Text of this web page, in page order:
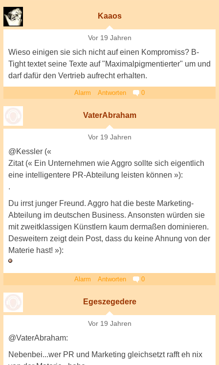
Kaaos
Vor 19 Jahren
Wieso einigen sie sich nicht auf einen Kompromiss? B-
Tight textet seine Texte auf "Maximalpigmentierter" um und
darf dafür den Vertrieb aufrecht erhalten.
Alarm Antworten 0
VaterAbraham
Vor 19 Jahren
@Kessler («
Zitat (« Ein Unternehmen wie Aggro sollte sich eigentlich
eine intelligentere PR-Abteilung leisten können »):
.
Du irrst junger Freund. Aggro hat die beste Marketing-
Abteilung im deutschen Business. Ansonsten würden sie
mit zweitklassigen Künstlern kaum dermaßen dominieren.
Desweitern zeigt dein Post, dass du keine Ahnung von der
Materie hast! »):
Alarm Antworten 0
Egeszegedere
Vor 19 Jahren
@VaterAbraham:
Nebenbei...wer PR und Marketing gleichsetzt rafft eh nix